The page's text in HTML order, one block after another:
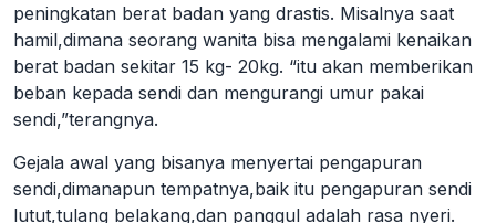
peningkatan berat badan yang drastis. Misalnya saat
hamil,dimana seorang wanita bisa mengalami kenaikan
berat badan sekitar 15 kg- 20kg. “itu akan memberikan
beban kepada sendi dan mengurangi umur pakai
sendi,”terangnya.
Gejala awal yang bisanya menyertai pengapuran
sendi,dimanapun tempatnya,baik itu pengapuran sendi
lutut,tulang belakang,dan panggul adalah rasa nyeri.